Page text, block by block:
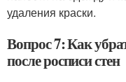
удаления краски.
Вопрос 7: Как
после росписи стен